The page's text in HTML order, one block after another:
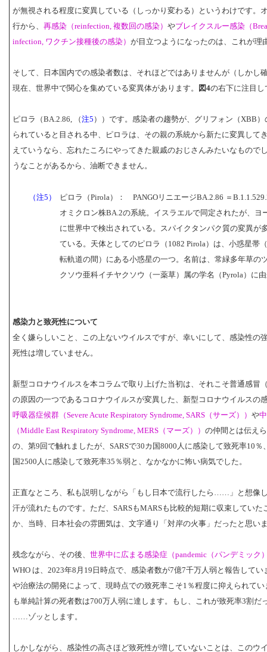
が無視される程度に変異している（しっかり変わる）というわけです。
行から、 再感染（reinfection, 複数回の感染） やブレイクスルー感染（
infection, ワクチン接種後の感染） が目立つようになったのは、これが理
そして、日本国内での感染者数は、それほどではありませんが（しかし
現在、世界中で関心を集めている変異体があります。 図4の右下に注目し
ピロラ（BA.2.86, （注5 ））です。感染者の趨勢が、グリフォン（XBB
られていると目される中、ピロラは、その親の系統から新たに変異して
えていうなら、忘れたころにやってきた親戚のおじさんみたいなもので
うなことがあるから、油断できません。
（注5）
ピロラ（Pirola）： PANGOリニエージBA.2.86 ＝
オミクロン株BA.2の系統。イスラエルで同定されたが、ヨ
に世界中で検出されている。スパイクタンパク質の変異が
ている。天体としてのピロラ（1082 Pirola）は、小惑星帯
転軌道の間）にある小惑星の一つ。名前は、常緑多年草の
クソウ亜科イチヤクソウ（一薬草）属の学名（Pyrola）に
感染力と致死性について
全く嫌らしいこと、この上ないウイルスですが、幸いにして、感染性の
死性は増していません。
新型コロナウイルスを本コラムで取り上げた当初は、それこそ普通感冒
の原因の一つであるコロナウイルスが変異した、新型コロナウイルスの
呼吸器症候群（Severe Acute Respiratory Syndrome, SARS（サーズ）） や
（Middle East Respiratory Syndrome, MERS（マーズ）） の仲間とは伝え
の、第9回で触れましたが、SARSで30カ国8000人に感染して致死率10％
国2500人に感染して致死率35％弱と、なかなかに怖い病気でした。
正直なところ、私も説明しながら「もし日本で流行したら……」と想像
汗が流れたものです。ただ、SARSもMARSも比較的短期に収束していた
か、当時、日本社会の雰囲気は、文字通り「対岸の火事」だったと思い
残念ながら、その後、 世界中に広まる感染症（pandemic（パンデミック
WHO は、2023年8月19日時点で、感染者数が7億7千万人弱と報告してい
や治療法の開発によって、現時点での致死率こそ1％程度に抑えられて
も単純計算の死者数は700万人弱に達します。もし、これが致死率3割だ
……ゾッとします。
しかしながら、感染性の高さほど致死性が増していないことは、このウ